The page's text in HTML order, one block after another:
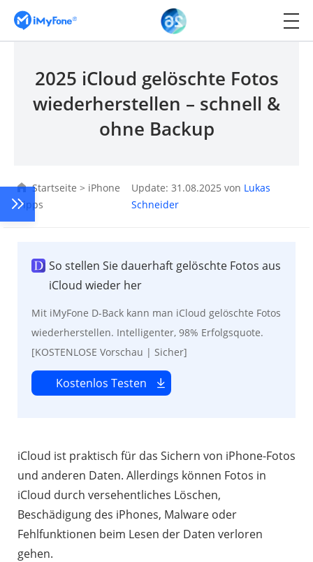
2025 iCloud gelöschte Fotos
wiederherstellen – schnell &
ohne Backup
Startseite > iPhone
Tipps
Update: 31.08.2025 von Lukas
Schneider
So stellen Sie dauerhaft gelöschte Fotos aus
iCloud wieder her
Mit iMyFone D-Back kann man iCloud gelöschte Fotos
wiederherstellen. Intelligenter, 98% Erfolgsquote.
[KOSTENLOSE Vorschau | Sicher]
Kostenlos Testen
iCloud ist praktisch für das Sichern von iPhone-Fotos
und anderen Daten. Allerdings können Fotos in
iCloud durch versehentliches Löschen,
Beschädigung des iPhones, Malware oder
Fehlfunktionen beim Lesen der Daten verloren
gehen.